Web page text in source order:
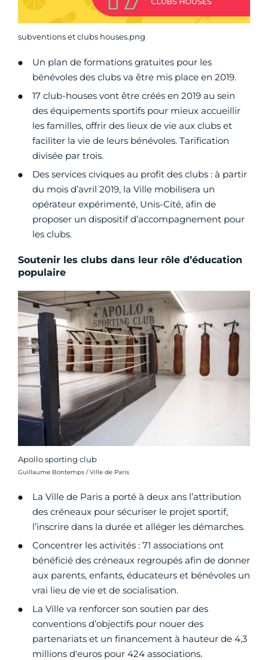
subventions et clubs houses.png
Un plan de formations gratuites pour les
bénévoles des clubs va être mis place en 2019.
17 club-houses vont être créés en 2019 au sein
des équipements sportifs pour mieux accueillir
les familles, offrir des lieux de vie aux clubs et
faciliter la vie de leurs bénévoles. Tarification
divisée par trois.
Des services civiques au profit des clubs : à partir
du mois d’avril 2019, la Ville mobilisera un
opérateur expérimenté, Unis-Cité, afin de
proposer un dispositif d’accompagnement pour
les clubs.
Soutenir les clubs dans leur rôle d’éducation
populaire
Apollo sporting club
Crédit photo :
Guillaume Bontemps / Ville de Paris
La Ville de Paris a porté à deux ans l’attribution
des créneaux pour sécuriser le projet sportif,
l’inscrire dans la durée et alléger les démarches.
Concentrer les activités : 71 associations ont
bénéficié des créneaux regroupés afin de donner
aux parents, enfants, éducateurs et bénévoles un
vrai lieu de vie et de socialisation.
La Ville va renforcer son soutien par des
conventions d’objectifs pour nouer des
partenariats et un financement à hauteur de 4,3
millions d'euros pour 424 associations.